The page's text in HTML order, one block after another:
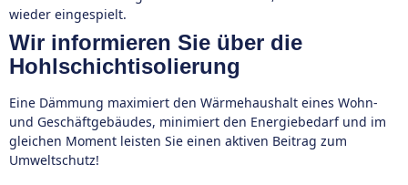
wieder eingespielt.
Wir informieren Sie über die
Hohlschichtisolierung
Eine Dämmung maximiert den Wärmehaushalt eines Wohn-
und Geschäftgebäudes, minimiert den Energiebedarf und im
gleichen Moment leisten Sie einen aktiven Beitrag zum
Umweltschutz!